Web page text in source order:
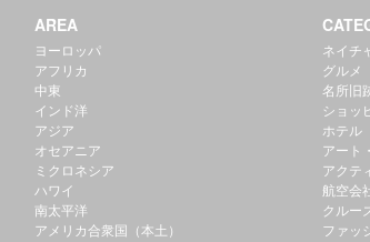
AREA
ヨーロッパ
アフリカ
中東
インド洋
アジア
オセアニア
ミクロネシア
ハワイ
南太平洋
アメリカ合衆国（本土）
ネイチ
グルメ
名所旧
ショッ
ホテル
アート
アクテ
航空会
クルー
ファッ